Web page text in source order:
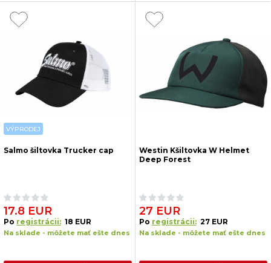
VÝPRODEJ
Salmo šiltovka Trucker cap
17.8 EUR
Po registrácii: 18 EUR
Na sklade - môžete mať ešte dnes
Westin Kšiltovka W Helmet
Deep Forest
27 EUR
Po registrácii: 27 EUR
Na sklade - môžete mať ešte dnes